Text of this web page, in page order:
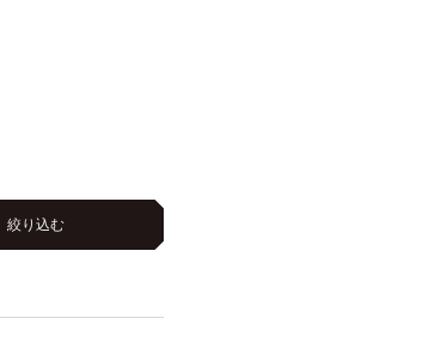
絞り込む